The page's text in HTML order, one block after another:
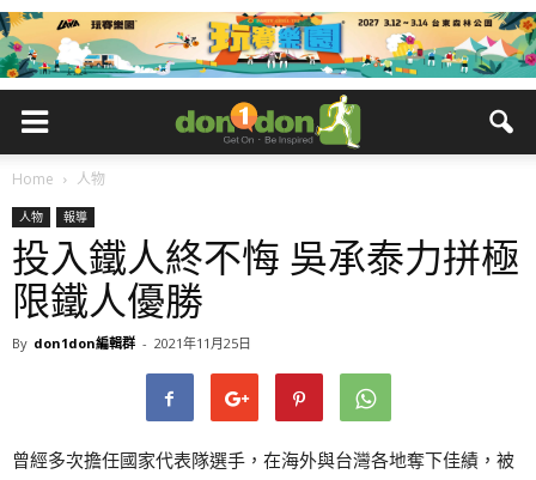
Home 人物
人物 報導
投入鐵人終不悔 吳承泰力拼極
限鐵人優勝
By don1don編輯群 - 2021年11月25日
曾經多次擔任國家代表隊選手，在海外與台灣各地奪下佳績，被